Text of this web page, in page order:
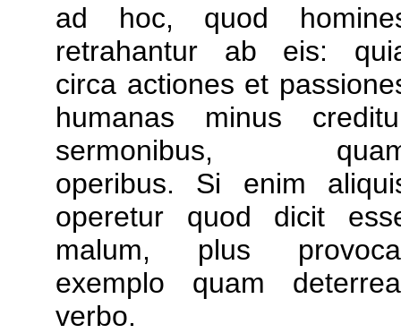
ad hoc, quod
retrahantur ab eis:
circa actiones et
humanas minus
sermonibus,
operibus. Si enim
operetur quod dicit
malum, plus
exemplo quam
verbo.